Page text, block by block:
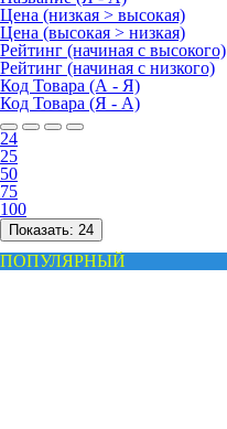
Цена (низкая > высокая)
Цена (высокая > низкая)
Рейтинг (начиная с высокого)
Рейтинг (начиная с низкого)
Код Товара (А - Я)
Код Товара (Я - А)
24
25
50
75
100
Показать: 24
ПОПУЛЯРНЫЙ